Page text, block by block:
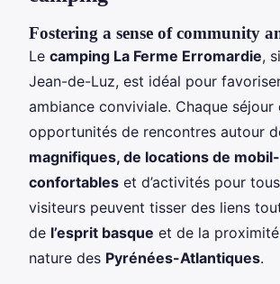
Fostering a sense of community
Le camping La Ferme Erromardie,
Jean-de-Luz, est idéal pour
ambiance conviviale. Chaque séjour
opportunités de rencontres autour
magnifiques, de locations de
confortables et d’activités pour
visiteurs peuvent tisser des liens
de l’esprit basque et de la
nature des Pyrénées-Atlantiques.